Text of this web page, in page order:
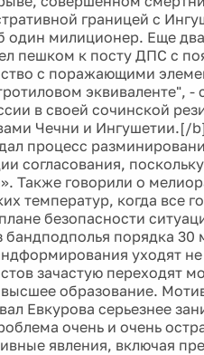
границей с
один милиционер. Еще
пешком к посту ДПС с
с поражающими
эквиваленте",
в своей сочинской
Чечни и
процесс
согласования,
Также говорили о
температур, когда все
безопасности
бандподполья порядка
уходят
зачастую переходят
образование.
Евкурова серьезнее
очень и очень
явления, включая